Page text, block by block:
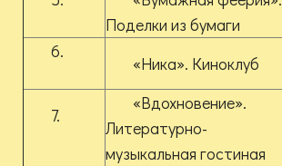
Поделки из бумаги
6.
«Ника». Киноклуб
7.
«Вдохновение».
Литературно-
музыкальная гостиная